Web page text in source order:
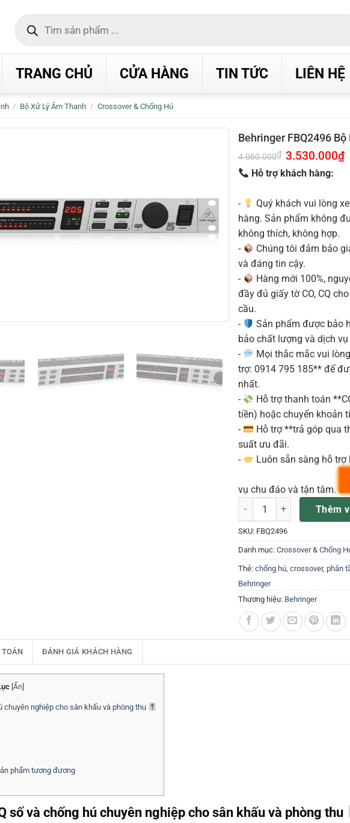
kiếm
TRANG CHỦ CỬA HÀNG TIN TỨC LIÊN HỆ
/ Bộ Xử Lý Âm Thanh / Crossover & Chống Hú
Behringer FBQ2496 Bộ
4.060.000₫ Giá
gốc
là:
4.060.000₫.
3.530.000₫
Hỗ trợ khách hàng:
-
Quý khách vui lòng
hàng. Sản phẩm không
không thích, không hợp.
-
Chúng tôi đảm bảo
và đáng tin cậy.
-
Hàng mới 100%,
đầy đủ giấy tờ CO, CQ
cầu.
-
Sản phẩm được bảo
bảo chất lượng và dịch
-
Mọi thắc mắc vui
trợ: 0914 795 185** để
nhất.
-
Hỗ trợ thanh toán
tiền) hoặc chuyển khoản
-
Hỗ trợ **trả góp qua
suất ưu đãi.
-
Luôn sẵn sàng hỗ
vụ chu đáo và tận tâm.
Behringer FBQ2496 Bộ EQ
Thêm
SKU: FBQ2496
Danh mục: Crossover & Chống
Thẻ: chống hú, crossover, phân
Behringer
Thương hiệu: Behringer
ĐÁNH GIÁ KHÁCH HÀNG
Ẩn
chuyên nghiệp cho sân khấu và phòng thu
phẩm tương đương
số và chống hú chuyên nghiệp cho sân khấu và phòng thu